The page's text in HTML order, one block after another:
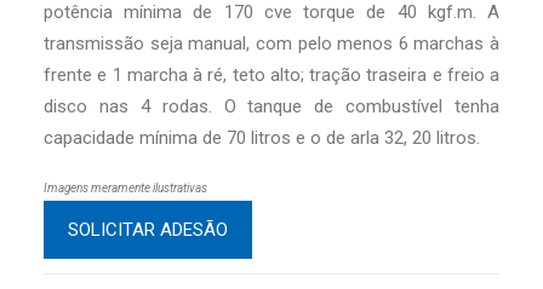
potência mínima de 170 cve torque de 40 kgf.m. A
transmissão seja manual, com pelo menos 6 marchas à
frente e 1 marcha à ré, teto alto; tração traseira e freio a
disco nas 4 rodas. O tanque de combustível tenha
capacidade mínima de 70 litros e o de arla 32, 20 litros.
Imagens meramente ilustrativas
SOLICITAR ADESÃO